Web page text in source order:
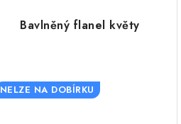
Bavlněný flanel květy
NELZE NA DOBÍRKU